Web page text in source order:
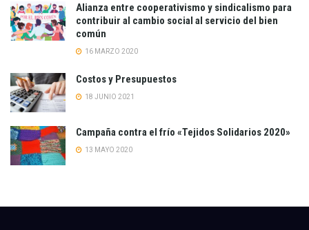
Alianza entre cooperativismo y sindicalismo para
contribuir al cambio social al servicio del bien
común
16 MARZO 2020
Costos y Presupuestos
18 JUNIO 2021
Campaña contra el frío «Tejidos Solidarios 2020»
13 MAYO 2020